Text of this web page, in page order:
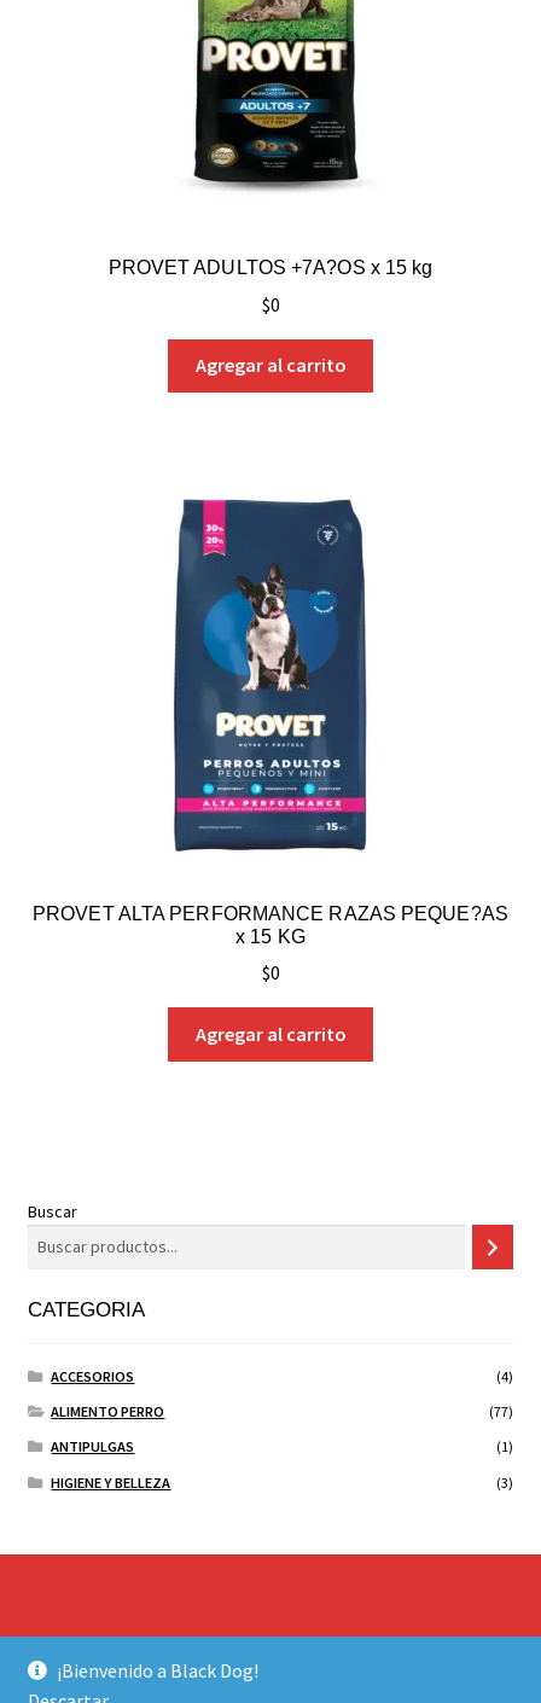
¡Bienvenido a Black Dog!
PROVET ADULTOS +7A?OS x 15 kg
$0
Agregar al carrito
PROVET ALTA PERFORMANCE RAZAS PEQUE?AS
x 15 KG
$0
Agregar al carrito
Buscar
CATEGORIA
ACCESORIOS
(4)
ALIMENTO PERRO
(77)
ANTIPULGAS
(1)
HIGIENE Y BELLEZA
(3)
Construido con WooCommerce